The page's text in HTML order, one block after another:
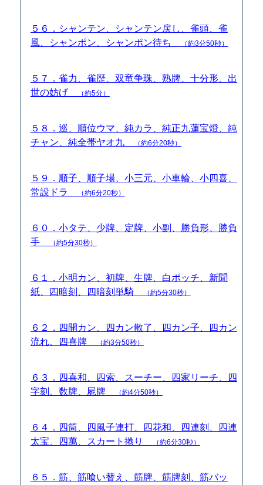
５６．シャンテン、シャンテン戻し、雀頭、雀
風、シャンポン、シャンポン待ち
（約3分50秒）
５７．雀力、雀歴、双竜争珠、熟牌、十分形、出
世の妨げ
（約5分）
５８．巡、順位ウマ、純カラ、純正九蓮宝燈、純
チャン、純全帯ヤオ九
（約6分20秒）
５９．順子、順子場、小三元、小車輪、小四喜、
常設ドラ
（約6分20秒）
６０．小タテ、少牌、定牌、小副、勝負形、勝負
手
（約5分30秒）
６１．小明カン、初牌、生牌、白ポッチ、新聞
紙、四暗刻、四暗刻単騎
（約5分30秒）
６２．四開カン、四カン散了、四カン子、四カン
流れ、四喜牌
（約3分50秒）
６３．四喜和、四索、スーチー、四家リーチ、四
字刻、数牌、屍牌
（約4分50秒）
６４．四筒、四風子連打、四花和、四連刻、四連
太宝、四萬、スカート捲り
（約6分30秒）
６５．筋、筋喰い替え、筋牌、筋牌刻、筋バッ